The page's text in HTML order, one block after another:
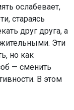
ослабевает,
стараясь
друг друга, а
Эти
но как
— сменить
В этом